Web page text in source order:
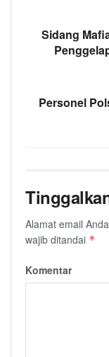
Sidang
Personel
Alamat email
wajib ditandai *
Komentar